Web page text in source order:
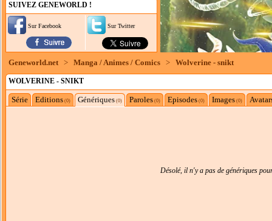
SUIVEZ GENEWORLD !
Sur Facebook Sur Twitter
Geneworld.net > Manga / Animes / Comics > Wolverine - snikt
WOLVERINE - SNIKT
Série Editions (0) Génériques (0) Paroles (0) Episodes (0) Images (0)
Désolé, il n'y a pas de génériques